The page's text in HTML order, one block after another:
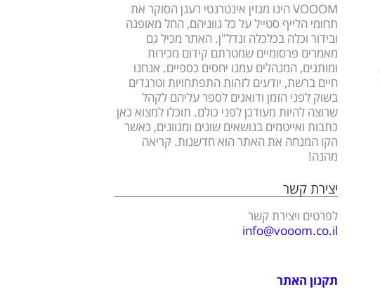
VOOOM הינו מגזין אינטרנטי רענן הסוקר את
תחומי הלייף סטייל על כל גווניהם, החל מאופנה
ובידור וכלה בכלכלה ונדל"ן. האתר מכיל גם
מאמרים פרסומיים שמטרתם קידום מכירות
ומותגים, המנהלים עמנו יחסים כספיים. אנחנו
חיים ברשת, יודעים לזהות התפתחויות וטרנדים
בשוק לפני הזמן ודואגים לספר עליהם לקהל
שרוצה להיות מעודכן לפני כולם. תוכלו למצוא כאן
כתבות ואייטמים בנושאים שונים ומגוונים, כאשר
הקו המנחה את האתר הוא חדשנות. קריאה
מהנה!
יצירת קשר
לפרטים ויצירת קשר
info@vooom.co.il
תקנון האתר